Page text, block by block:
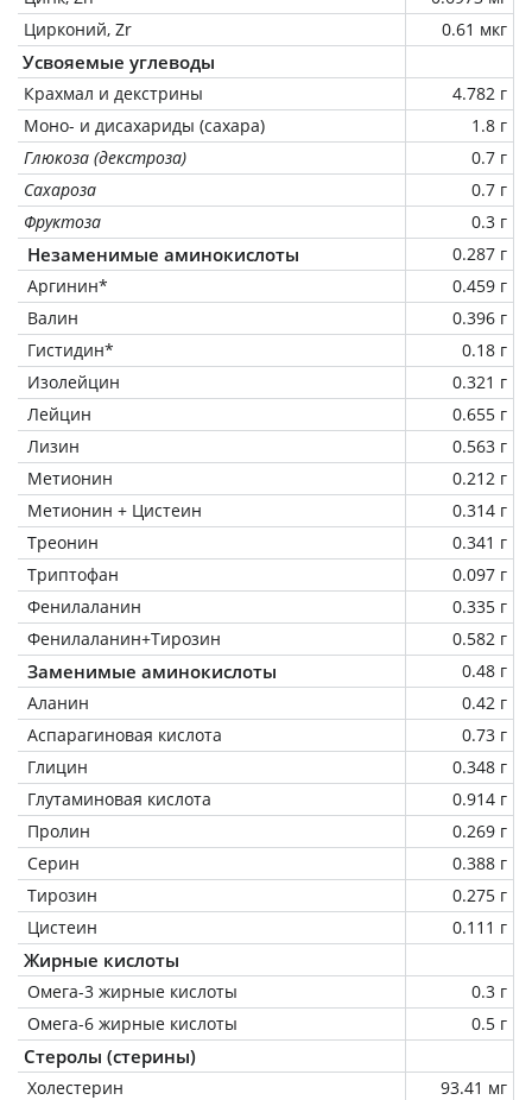
Цирконий, Zr
0.61 мкг
Усвояемые углеводы
Крахмал и декстрины
4.782 г
Моно- и дисахариды (сахара)
1.8 г
Глюкоза (декстроза)
0.7 г
Сахароза
0.7 г
Фруктоза
0.3 г
Незаменимые аминокислоты
0.287 г
Аргинин*
0.459 г
Валин
0.396 г
Гистидин*
0.18 г
Изолейцин
0.321 г
Лейцин
0.655 г
Лизин
0.563 г
Метионин
0.212 г
Метионин + Цистеин
0.314 г
Треонин
0.341 г
Триптофан
0.097 г
Фенилаланин
0.335 г
Фенилаланин+Тирозин
0.582 г
Заменимые аминокислоты
0.48 г
Аланин
0.42 г
Аспарагиновая кислота
0.73 г
Глицин
0.348 г
Глутаминовая кислота
0.914 г
Пролин
0.269 г
Серин
0.388 г
Тирозин
0.275 г
Цистеин
0.111 г
Жирные кислоты
Омега-3 жирные кислоты
0.3 г
Омега-6 жирные кислоты
0.5 г
Стеролы (стерины)
Холестерин
93.41 мг